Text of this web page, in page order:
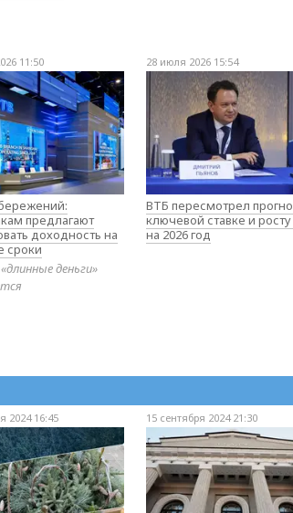
11:50
предлагают
доходность на
сроки
деньги»
28 июля 2026 15:54
ВТБ пересмотрел
ключевой ставке и
на 2026 год
2024 16:45 15 сентября 2024 21:30